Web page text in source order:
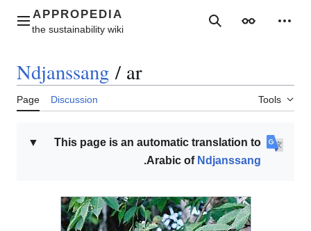
contentMain menu SearchAppearance
Ndjanssang / ar
Page Discussion Tools
▼
This page is an automatic translation to
Arabic of Ndjanssang
.